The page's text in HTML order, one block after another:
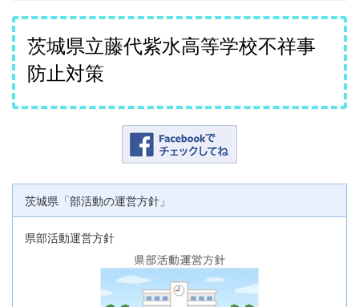
茨城県立藤代紫水高等学校不祥事
防止対策
茨城県「部活動の運営方針」
県部活動運営方針